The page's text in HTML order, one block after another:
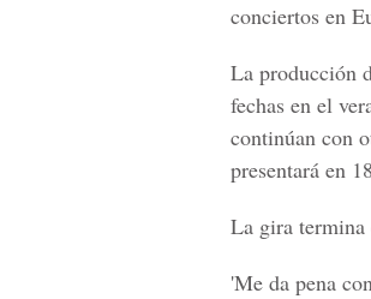
conciertos en
La producción
fechas en el
continúan con
presentará en
La gira termina
'Me da pena